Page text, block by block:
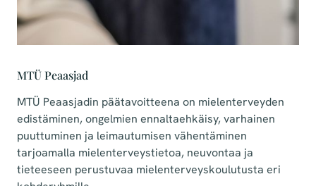
MTÜ Peaasjad
MTÜ Peaasjadin päätavoitteena on mielenterveyden
edistäminen, ongelmien ennaltaehkäisy, varhainen
puuttuminen ja leimautumisen vähentäminen
tarjoamalla mielenterveystietoa, neuvontaa ja
tieteeseen perustuvaa mielenterveyskoulutusta eri